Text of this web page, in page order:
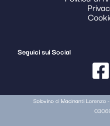
Seguici sui Social
Solovino di Macinanti Lorenzo